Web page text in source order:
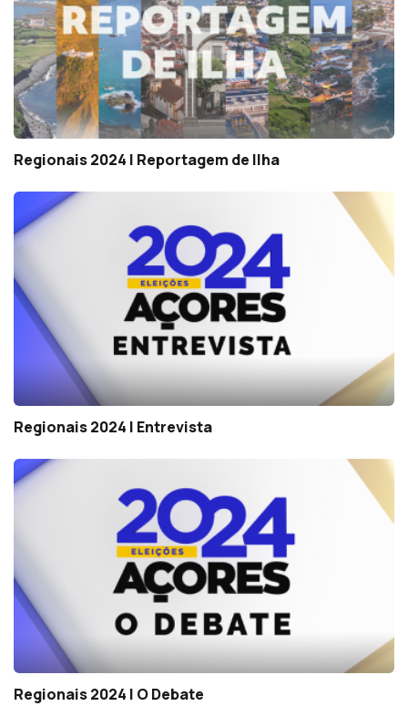
Regionais 2024 | Reportagem de Ilha
Regionais 2024 | Entrevista
Regionais 2024 | O Debate